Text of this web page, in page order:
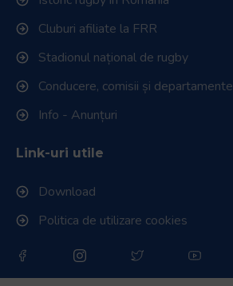
Cluburi afiliate la FRR
Stadionul național de rugby
Conducere, comisii și departamente
Info - Anunțuri
Link-uri utile
Download
Politica de utilizare cookies